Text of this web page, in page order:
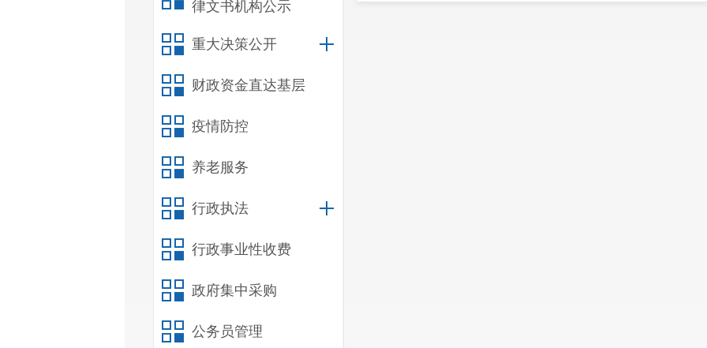
律文书机构公示
重大决策公开
财政资金直达基层
疫情防控
养老服务
行政执法
行政事业性收费
政府集中采购
公务员管理